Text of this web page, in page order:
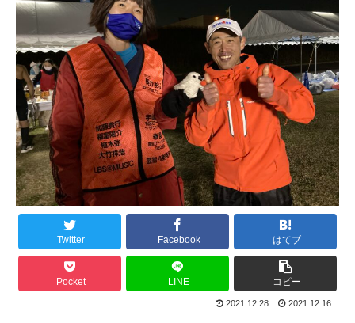
Twitter Facebook はてブ
Pocket LINE コピー
2021.12.28 2021.12.16